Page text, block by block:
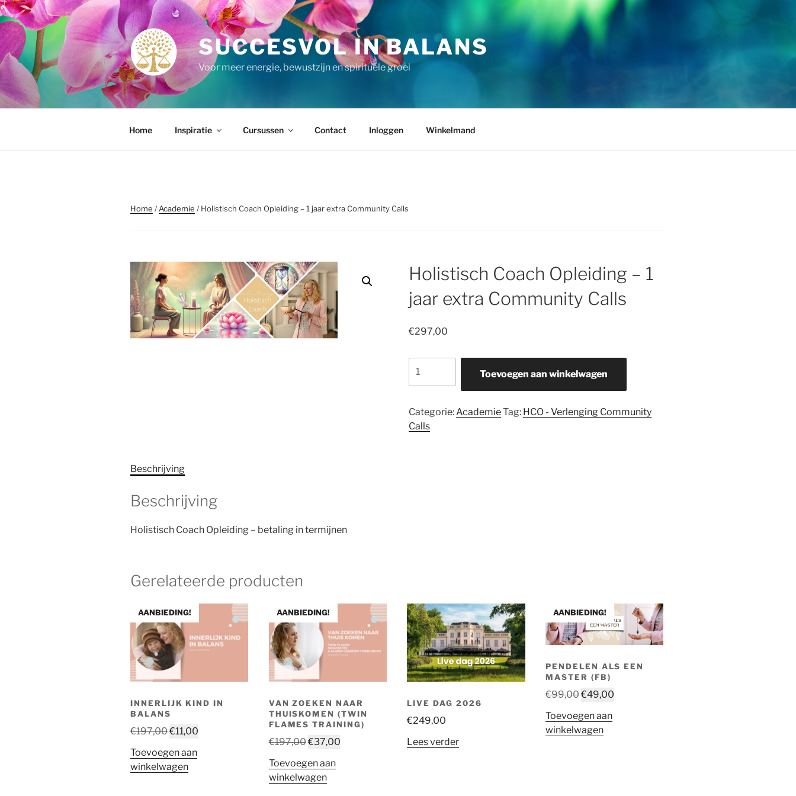
Ga
naar
de
inhoud
SUCCESVOL IN BALANS
Voor meer energie, bewustzijn en spirituele groei
Home Inspiratie Cursussen Contact Inloggen Winkelmand
Home /Academie / Holistisch Coach Opleiding – 1 jaar extra Community Calls
Holistisch Coach Opleiding – 1
jaar extra Community Calls
€297,00
Coach
-
1
jaar
Toevoegen aan winkelwagen
Categorie: AcademieTag: HCO - Verlenging Community
Calls
Beschrijving
Beschrijving
Holistisch Coach Opleiding – betaling in termijnen
Gerelateerde producten
AANBIEDING!
INNERLIJK KIND IN
BALANS
€197,00Oorspronkelijke
was:
€197,00.
€11,00
Toevoegen aan
winkelwagen
AANBIEDING!
VAN ZOEKEN NAAR
THUISKOMEN (TWIN
FLAMES TRAINING)
€197,00Oorspronkelijke
was:
€197,00.
€37,00Huidige
Toevoegen aan
winkelwagen
LIVE DAG 2026
€249,00
Lees verder
AANBIEDING!
PENDELEN ALS EEN
MASTER (FB)
€99,00Oorspronkelijke
was:
€99,00.
€49,00
Toevoegen aan
winkelwagen